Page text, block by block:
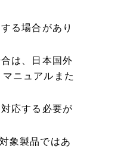
る場合があり
は、日本国外
ニュアルまた
応する必要が
象製品ではあ